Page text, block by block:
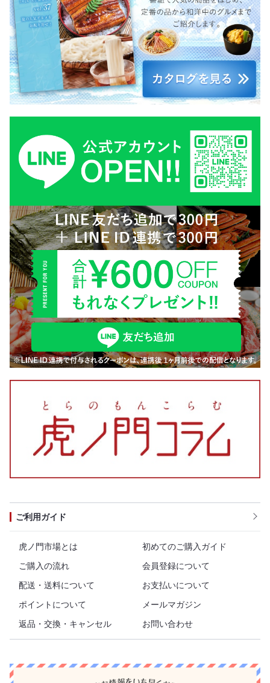
ご利用ガイド
虎ノ門市場とは
初めてのご購入ガイド
ご購入の流れ
会員登録について
配送・送料について
お支払いについて
ポイントについて
メールマガジン
返品・交換・キャンセル
お問い合わせ